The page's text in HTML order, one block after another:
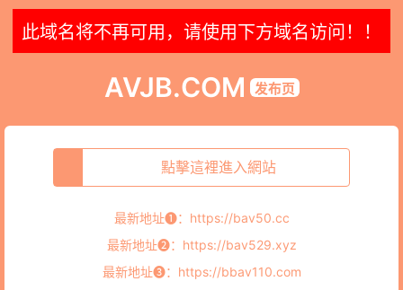
此域名将不再可用，请使用下方域名访问！！
AVJB.COM 发布页
點擊這裡進入網站
最新地址➊： https://bav50.cc
最新地址➋： https://bav529.xyz
最新地址➌： https://bbav110.com